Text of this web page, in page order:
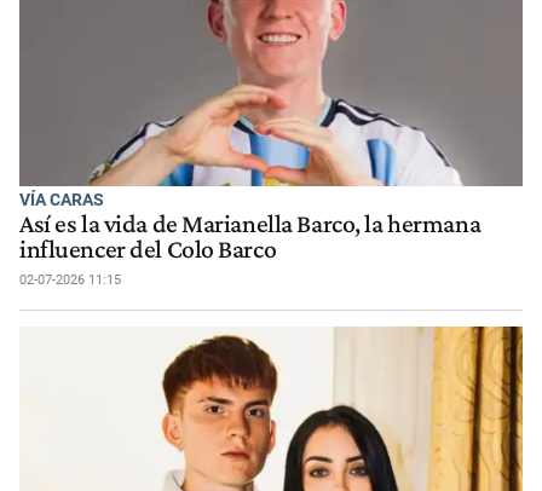
VÍA CARAS
Así es la vida de Marianella Barco, la hermana
influencer del Colo Barco
02-07-2026 11:15